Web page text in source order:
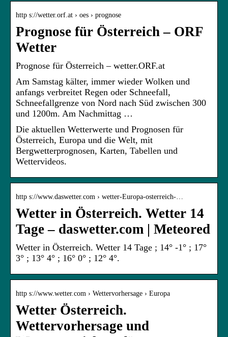
http s://wetter.orf.at › oes › prognose
Prognose für Österreich – ORF
Wetter
Prognose für Österreich – wetter.ORF.at
Am Samstag kälter, immer wieder Wolken und
anfangs verbreitet Regen oder Schneefall,
Schneefallgrenze von Nord nach Süd zwischen 300
und 1200m. Am Nachmittag …
Die aktuellen Wetterwerte und Prognosen für
Österreich, Europa und die Welt, mit
Bergwetterprognosen, Karten, Tabellen und
Wettervideos.
http s://www.daswetter.com › wetter-Europa-osterreich-…
Wetter in Österreich. Wetter 14
Tage – daswetter.com | Meteored
Wetter in Österreich. Wetter 14 Tage ; 14° -1° ; 17°
3° ; 13° 4° ; 16° 0° ; 12° 4°.
http s://www.wetter.com › Wettervorhersage › Europa
Wetter Österreich.
Wettervorhersage und